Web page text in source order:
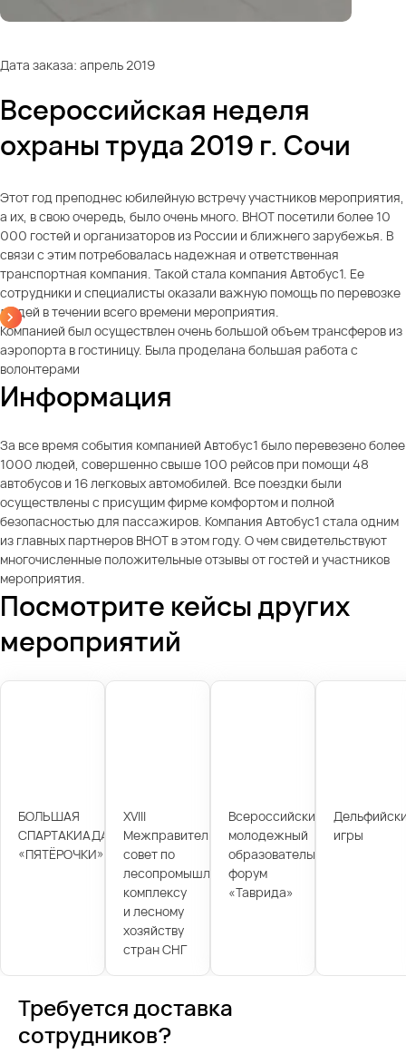
Дата заказа: апрель 2019
Всероссийская неделя
охраны труда 2019 г. Сочи
Этот год преподнес юбилейную встречу участников мероприятия,
а их, в свою очередь, было очень много. ВНОТ посетили более 10
000 гостей и организаторов из России и ближнего зарубежья. В
связи с этим потребовалась надежная и ответственная
транспортная компания. Такой стала компания Автобус1. Ее
сотрудники и специалисты оказали важную помощь по перевозке
людей в течении всего времени мероприятия.
Компанией был осуществлен очень большой объем трансферов из
аэропорта в гостиницу. Была проделана большая работа с
волонтерами
Информация
За все время события компанией Автобус1 было перевезено более
1000 людей, совершенно свыше 100 рейсов при помощи 48
автобусов и 16 легковых автомобилей. Все поездки были
осуществлены с присущим фирме комфортом и полной
безопасностью для пассажиров. Компания Автобус1 стала одним
из главных партнеров ВНОТ в этом году. О чем свидетельствуют
многочисленные положительные отзывы от гостей и участников
мероприятия.
Посмотрите кейсы других
мероприятий
БОЛЬШАЯ
СПАРТАКИАДА
«ПЯТЁРОЧКИ»
XVIII
Межправительственный
совет по
лесопромышленному
комплексу
и лесному
хозяйству
стран СНГ
Всероссийский
молодежный
образовательный
форум
«Таврида»
игры
Требуется доставка
сотрудников?